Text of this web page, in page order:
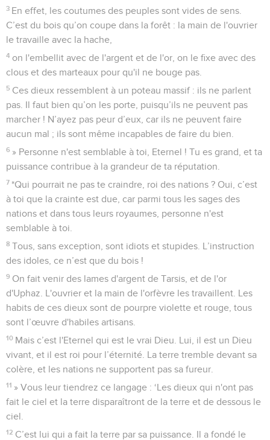
3 En effet, les coutumes des peuples sont vides de sens.
C’est du bois qu’on coupe dans la forêt : la main de l'ouvrier
le travaille avec la hache,
4 on l'embellit avec de l'argent et de l'or, on le fixe avec des
clous et des marteaux pour qu'il ne bouge pas.
5 Ces dieux ressemblent à un poteau massif : ils ne parlent
pas. Il faut bien qu’on les porte, puisqu’ils ne peuvent pas
marcher ! N’ayez pas peur d’eux, car ils ne peuvent faire
aucun mal ; ils sont même incapables de faire du bien.
6 » Personne n'est semblable à toi, Eternel ! Tu es grand, et ta
puissance contribue à la grandeur de ta réputation.
7 *Qui pourrait ne pas te craindre, roi des nations ? Oui, c’est
à toi que la crainte est due, car parmi tous les sages des
nations et dans tous leurs royaumes, personne n'est
semblable à toi.
8 Tous, sans exception, sont idiots et stupides. L’instruction
des idoles, ce n’est que du bois !
9 On fait venir des lames d'argent de Tarsis, et de l'or
d'Uphaz. L'ouvrier et la main de l'orfèvre les travaillent. Les
habits de ces dieux sont de pourpre violette et rouge, tous
sont l’œuvre d'habiles artisans.
10 Mais c’est l'Eternel qui est le vrai Dieu. Lui, il est un Dieu
vivant, et il est roi pour l’éternité. La terre tremble devant sa
colère, et les nations ne supportent pas sa fureur.
11 » Vous leur tiendrez ce langage : ‘Les dieux qui n'ont pas
fait le ciel et la terre disparaîtront de la terre et de dessous le
ciel.
12 C’est lui qui a fait la terre par sa puissance. Il a fondé le